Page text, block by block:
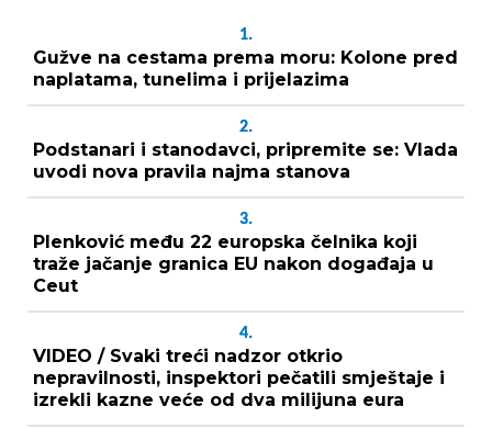
1.
Gužve na cestama prema moru: Kolone pred
naplatama, tunelima i prijelazima
2.
Podstanari i stanodavci, pripremite se: Vlada
uvodi nova pravila najma stanova
3.
Plenković među 22 europska čelnika koji
traže jačanje granica EU nakon događaja u
Ceut
4.
VIDEO / Svaki treći nadzor otkrio
nepravilnosti, inspektori pečatili smještaje i
izrekli kazne veće od dva milijuna eura